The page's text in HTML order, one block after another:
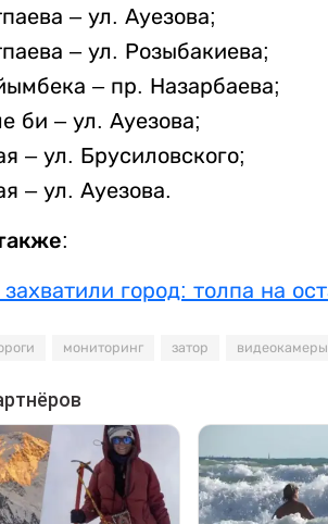
– ул. Ауезова;
– ул. Розыбакиева;
– пр. Назарбаева;
би – ул. Ауезова;
– ул. Брусиловского;
– ул. Ауезова.
город: толпа на
мониторинг затор видеокамеры